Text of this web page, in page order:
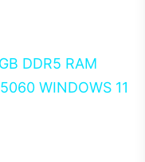
DDR5 RAM
WINDOWS 11